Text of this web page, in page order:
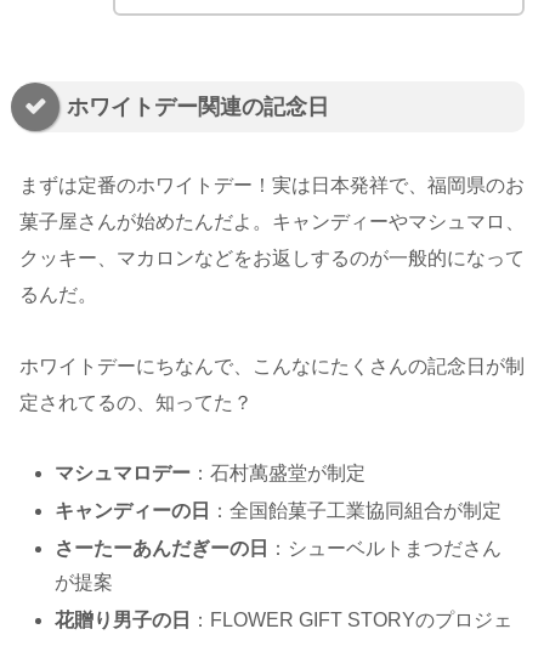
ホワイトデー関連の記念日
まずは定番のホワイトデー！実は日本発祥で、福岡県のお
菓子屋さんが始めたんだよ。キャンディーやマシュマロ、
クッキー、マカロンなどをお返しするのが一般的になって
るんだ。
ホワイトデーにちなんで、こんなにたくさんの記念日が制
定されてるの、知ってた？
マシュマロデー ：石村萬盛堂が制定
キャンディーの日
：全国飴菓子工業協同組合が制定
さーたーあんだぎーの日
：シューベルトまつださん
が提案
花贈り男子の日
：FLOWER GIFT STORYのプロジェ